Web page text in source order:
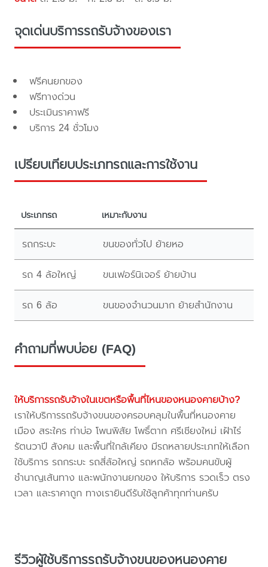
จุดเด่นบริการรถรับจ้างของเรา
ฟรีคนยกของ
ฟรีทางด่วน
ประเมินราคาฟรี
บริการ 24 ชั่วโมง
เปรียบเทียบประเภทรถและการใช้งาน
ประเภทรถ เหมาะกับงาน
รถกระบะ ขนของทั่วไป ย้ายหอ
รถ 4 ล้อใหญ่ ขนเฟอร์นิเจอร์ ย้ายบ้าน
รถ 6 ล้อ ขนของจำนวนมาก ย้ายสำนักงาน
คำถามที่พบบ่อย (FAQ)
ให้บริการรถรับจ้างในเขตหรือพื้นที่ไหนของหนองคายบ้าง?
เราให้บริการรถรับจ้างขนของครอบคลุมในพื้นที่หนองคาย
เมือง สระใคร ท่าบ่อ โพนพิสัย โพธิ์ตาก ศรีเชียงใหม่ เฝ้าไร่
รัตนวาปี สังคม และพื้นที่ใกล้เคียง มีรถหลายประเภทให้เลือก
ใช้บริการ รถกระบะ รถสี่ล้อใหญ่ รถหกล้อ พร้อมคนขับผู้
ชำนาญเส้นทาง และพนักงานยกของ ให้บริการ รวดเร็ว ตรง
เวลา และราคาถูก ทางเรายินดีรับใช้ลูกค้าทุกท่านครับ
รีวิวผู้ใช้บริการรถรับจ้างขนของหนองคาย